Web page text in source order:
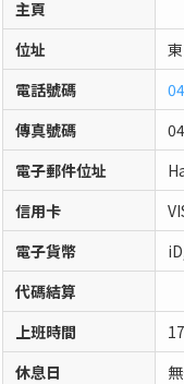
主頁
位址
電話號碼
傳真號碼
電子郵件位址
信用卡
電子貨幣
代碼結算
上班時間
休息日